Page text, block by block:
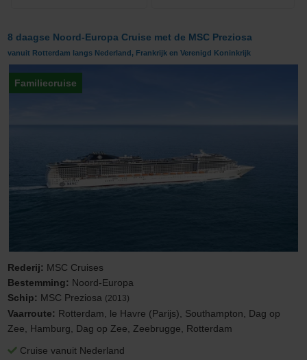
8 daagse Noord-Europa Cruise met de MSC Preziosa
vanuit Rotterdam langs Nederland, Frankrijk en Verenigd Koninkrijk
Familiecruise
Rederij: MSC Cruises
Bestemming: Noord-Europa
Schip: MSC Preziosa (2013)
Vaarroute: Rotterdam, le Havre (Parijs), Southampton, Dag op
Zee, Hamburg, Dag op Zee, Zeebrugge, Rotterdam
Cruise vanuit Nederland